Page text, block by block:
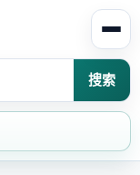
搜索